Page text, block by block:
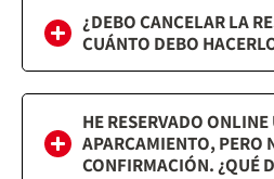
¿DEBO CANCELAR LA
CUÁNTO DEBO
HE RESERVADO
APARCAMIENTO, PERO
CONFIRMACIÓN. ¿QUÉ